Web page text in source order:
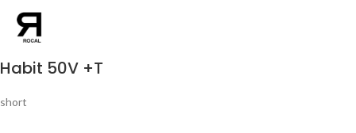
Habit 50V +T
short